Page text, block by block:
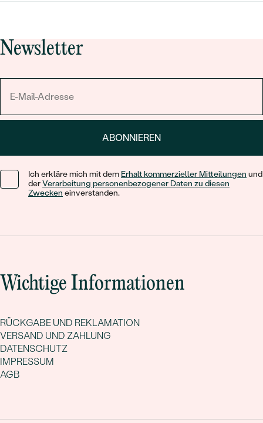
Newsletter
ABONNIEREN
Ich erkläre mich mit dem Erhalt kommerzieller Mitteilungen und
derVerarbeitung personenbezogener Daten zu diesen
Zwecken einverstanden.
Wichtige Informationen
RÜCKGABE UND REKLAMATION
VERSAND UND ZAHLUNG
DATENSCHUTZ
IMPRESSUM
AGB